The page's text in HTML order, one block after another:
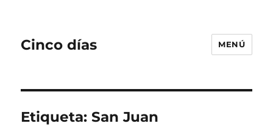
Cinco días MENÚ
Etiqueta:San Juan